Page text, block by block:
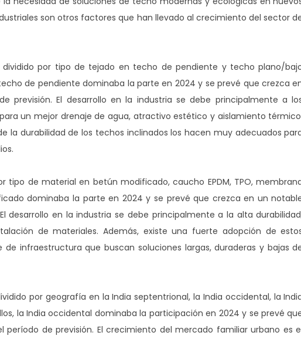
son otros factores que han llevado al crecimiento del sector
por tipo de tejado en techo de pendiente y techo plano/
de pendiente dominaba la parte en 2024 y se prevé que crezca
previsión. El desarrollo en la industria se debe principalmente a
un mejor drenaje de agua, atractivo estético y aislamiento
la durabilidad de los techos inclinados los hacen muy adecuados
tipo de material en betún modificado, caucho EPDM, TPO,
dominaba la parte en 2024 y se prevé que crezca en un
desarrollo en la industria se debe principalmente a la alta
de materiales. Además, existe una fuerte adopción de
infraestructura que buscan soluciones largas, duraderas y bajas
por geografía en la India septentrional, la India occidental, la
la India occidental dominaba la participación en 2024 y se prevé
período de previsión. El crecimiento del mercado familiar urbano es